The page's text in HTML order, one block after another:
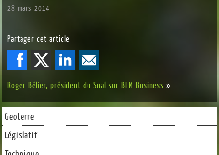
28 mars 2014
Partager cet article
Roger Bélier, président du Snal sur BFM Business »
Geoterre
Législatif